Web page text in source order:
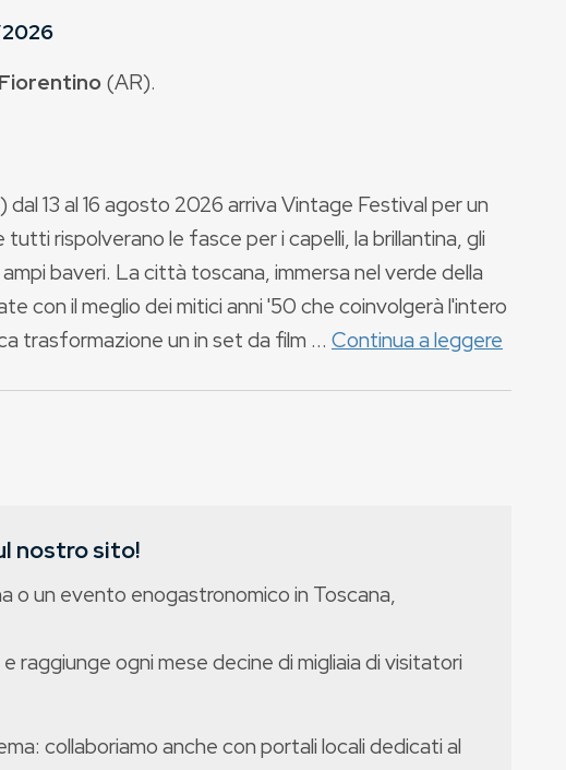
(AR).
13 al 16 agosto 2026 arriva Vintage Festival per un
rispolverano le fasce per i capelli, la brillantina, gli
baveri. La città toscana, immersa nel verde della
con il meglio dei mitici anni '50 che coinvolgerà l'intero
trasformazione un in set da film ... Continua a leggere
nostro sito!
o un evento enogastronomico in Toscana,
ogni mese decine di migliaia di visitatori
collaboriamo anche con portali locali dedicati al